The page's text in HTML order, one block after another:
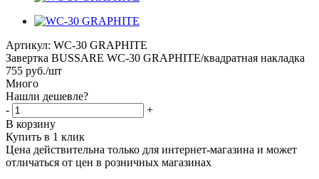
Артикул: WC-30 GRAPHITE
Завертка BUSSARE WC-30 GRAPHITE/квадратная накладка
755 руб./шт
Много
Нашли дешевле?
-
+
В корзину
Купить в 1 клик
Цена действительна только для интернет-магазина и может
отличаться от цен в розничных магазинах